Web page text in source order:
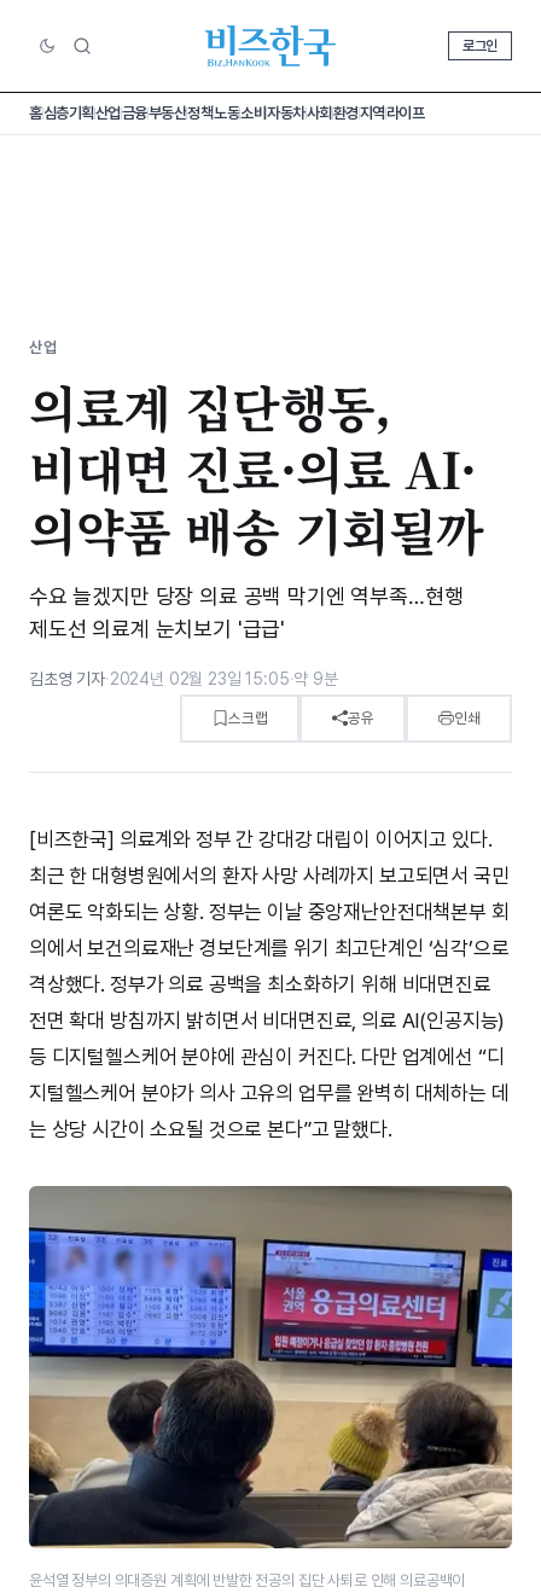
로그인
홈심층기획산업금융부동산정책노동소비 자동차사회환경지역라이프
산업
의료계 집단행동,
비대면 진료·의료 AI·
의약품 배송 기회될까
수요 늘겠지만 당장 의료 공백 막기엔 역부족…현행
제도선 의료계 눈치보기 '급급'
김초영 기자·2024년 02월 23일 15:05·약 9분
스크랩 공유 인쇄
[비즈한국] 의료계와 정부 간 강대강 대립이 이어지고 있다.
최근 한 대형병원에서의 환자 사망 사례까지 보고되면서 국민
여론도 악화되는 상황. 정부는 이날 중앙재난안전대책본부 회
의에서 보건의료재난 경보단계를 위기 최고단계인 ‘심각’으로
격상했다. 정부가 의료 공백을 최소화하기 위해 비대면진료
전면 확대 방침까지 밝히면서 비대면진료, 의료 AI(인공지능)
등 디지털헬스케어 분야에 관심이 커진다. 다만 업계에선 “디
지털헬스케어 분야가 의사 고유의 업무를 완벽히 대체하는 데
는 상당 시간이 소요될 것으로 본다”고 말했다.
윤석열 정부의 의대증원 계획에 반발한 전공의 집단 사퇴로 인해 의료공백이